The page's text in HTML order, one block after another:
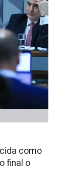
como
final o